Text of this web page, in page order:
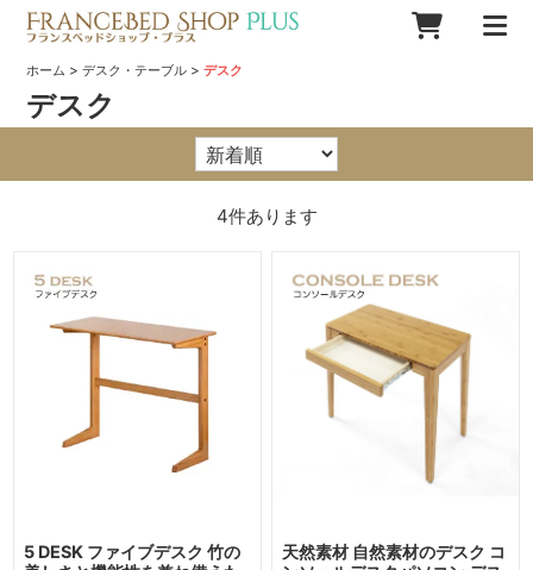
ホーム >デスク・テーブル >デスク
デスク
4件あります
5 DESK ファイブデスク 竹の
天然素材 自然素材のデスク コ